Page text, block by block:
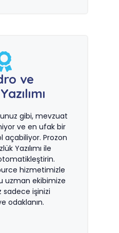
ve
gibi, mevzuat
ve en ufak bir
açabiliyor. Prozon
Yazılımı ile
hizmetimizle
uzman ekibimize
sadece işinizi
odaklanın.